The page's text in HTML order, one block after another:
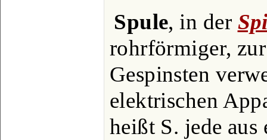
Spule, in der
rohrförmiger,
Gespinsten
elektrischen
heißt S. jede